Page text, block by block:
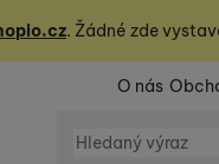
. Žádné zde
O nás
Vyhledávání